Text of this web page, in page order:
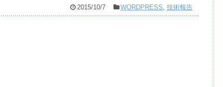
2015/10/7 WORDPRESS, 技術報告